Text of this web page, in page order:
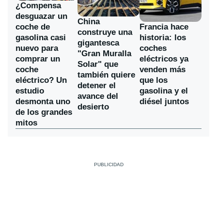
¿Compensa
desguazar un
coche de
gasolina casi
nuevo para
comprar un
coche
eléctrico? Un
estudio
desmonta uno
de los grandes
mitos
China
construye una
gigantesca
"Gran Muralla
Solar" que
también quiere
detener el
avance del
desierto
Francia hace
historia: los
coches
eléctricos ya
venden más
que los
gasolina y el
diésel juntos